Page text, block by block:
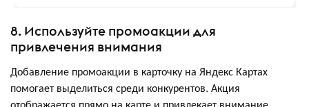
8. Используйте промоакции для
привлечения внимания
Добавление промоакции в карточку на Яндекс Картах
помогает выделиться среди конкурентов. Акция
отображается прямо на карте и привлекает внимание